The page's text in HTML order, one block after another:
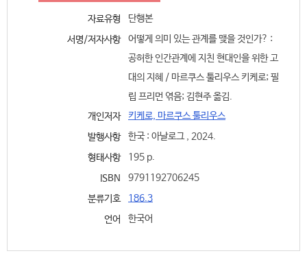
자료유형
단행본
서명/저자사항
어떻게 의미 있는 관계를 맺을 것인가? :
공허한 인간관계에 지친 현대인을 위한 고
대의 지혜 / 마르쿠스 툴리우스 키케로; 필
립 프리먼 엮음; 김현주 옮김.
개인저자
키케로, 마르쿠스 툴리우스
발행사항
한국 : 아날로그 , 2024.
형태사항
195 p.
ISBN
9791192706245
분류기호
186.3
언어
한국어